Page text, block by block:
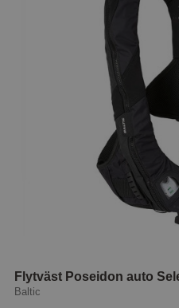
Flytväst Poseidon auto
Baltic